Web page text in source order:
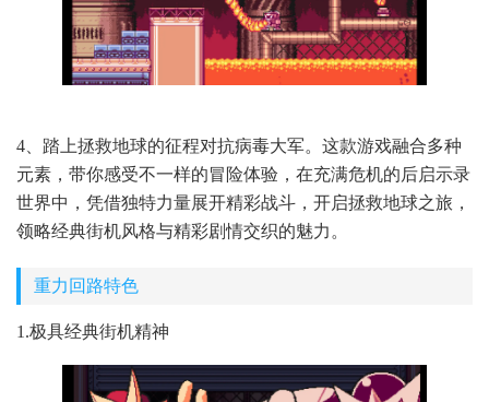
4、踏上拯救地球的征程对抗病毒大军。这款游戏融合多种
元素，带你感受不一样的冒险体验，在充满危机的后启示录
世界中，凭借独特力量展开精彩战斗，开启拯救地球之旅，
领略经典街机风格与精彩剧情交织的魅力。
重力回路特色
1.极具经典街机精神